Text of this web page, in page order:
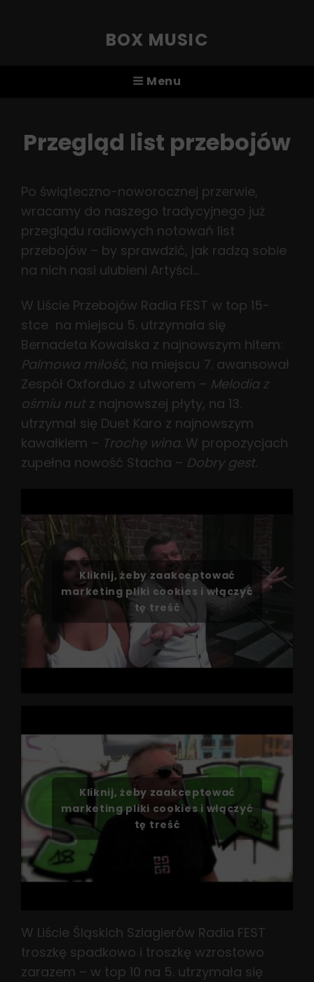
BOX MUSIC
Menu
Przegląd list przebojów
Po świąteczno-noworocznej przerwie,
wracamy do naszego tradycyjnego już
przeglądu radiowych notowań list
przebojów – by sprawdzić, jak radzą sobie
na nich nasi ulubieni Artyści…
W Liście Przebojów Radia FEST w top 15-
stce na miejscu 5. utrzymała się
Bernadeta Kowalska z najnowszym hitem:
Palmowa miłość, na miejscu 7. awansował
Zespół Oxforduo z utworem – Melodia z
ośmiu nut z najnowszej płyty, na 13.
utrzymał się Duet Karo z najnowszym
kawałkiem – Trochę wina. W propozycjach
zupełna nowość Stacha – Dobry gest.
Kliknij, żeby zaakceptować
marketing pliki cookies i włączyć
tę treść
Kliknij, żeby zaakceptować
marketing pliki cookies i włączyć
tę treść
W Liście Śląskich Szlagierów Radia FEST
troszkę spadkowo i troszkę wzrostowo
zarazem – w top 10 na 5. utrzymała się